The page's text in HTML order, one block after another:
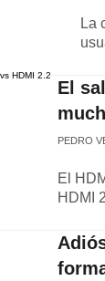
La
El
PEDRO
El
HDMI